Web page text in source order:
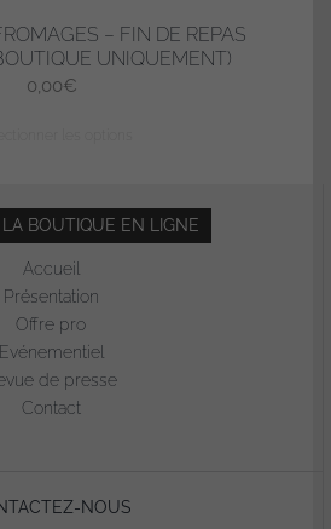
– FIN DE REPAS
UNIQUEMENT)
0,00€
BOUTIQUE EN LIGNE
Accueil
Présentation
Offre pro
Evénementiel
de presse
Contact
NOUS